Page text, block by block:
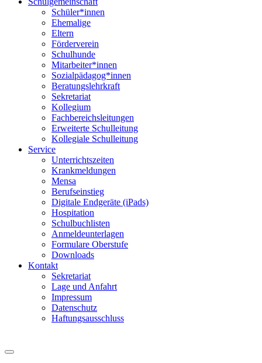
Schüler*innen
Ehemalige
Eltern
Förderverein
Schulhunde
Mitarbeiter*innen
Sozialpädagog*innen
Beratungslehrkraft
Sekretariat
Kollegium
Fachbereichsleitungen
Erweiterte Schulleitung
Kollegiale Schulleitung
Service
Unterrichtszeiten
Krankmeldungen
Mensa
Berufseinstieg
Digitale Endgeräte (iPads)
Hospitation
Schulbuchlisten
Anmeldeunterlagen
Formulare Oberstufe
Downloads
Kontakt
Sekretariat
Lage und Anfahrt
Impressum
Datenschutz
Haftungsausschluss